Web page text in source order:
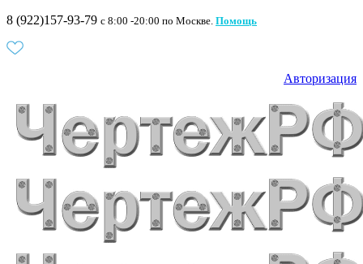
8 (922)157-93-79 c 8:00 -20:00 по Москве. Помощь
Авторизация